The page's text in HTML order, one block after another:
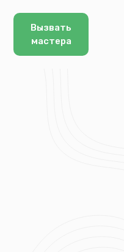
Вызвать
мастера